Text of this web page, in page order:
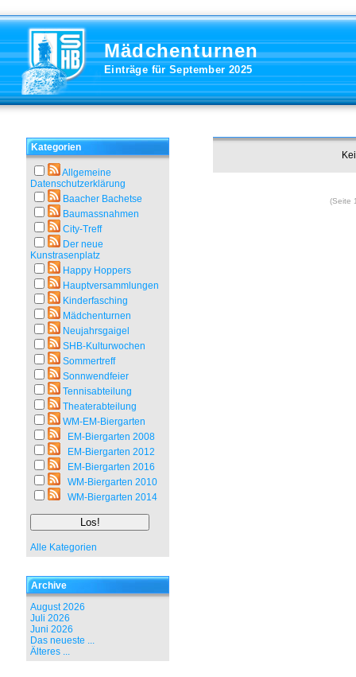
Mädchenturnen
Einträge für September 2025
Kategorien
Allgemeine
Datenschutzerklärung
Baacher Bachetse
Baumassnahmen
City-Treff
Der neue
Kunstrasenplatz
Happy Hoppers
Hauptversammlungen
Kinderfasching
Mädchenturnen
Neujahrsgaigel
SHB-Kulturwochen
Sommertreff
Sonnwendfeier
Tennisabteilung
Theaterabteilung
WM-EM-Biergarten
EM-Biergarten 2008
EM-Biergarten 2012
EM-Biergarten 2016
WM-Biergarten 2010
WM-Biergarten 2014
Alle Kategorien
Archive
August 2026
Juli 2026
Juni 2026
Das neueste ...
Älteres ...
(Seite